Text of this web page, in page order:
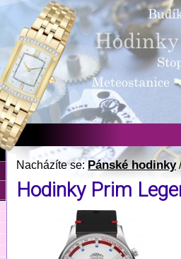
Nacházíte se:Pánské hodinky
Hodinky Prim